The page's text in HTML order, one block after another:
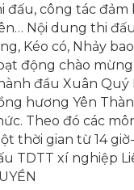
đấu, công tác
Nội dung thi
Kéo có, Nhảy
động chào
đầu Xuân Quý
hương Yên
Theo đó các
thời gian từ 14
TDTT xí nghiệp